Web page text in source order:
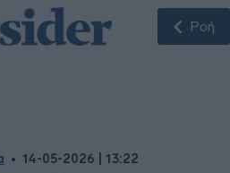
Ροή
14-05-2026 | 13:22